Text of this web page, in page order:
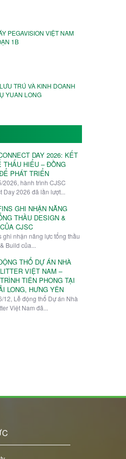
PEGAVISION VIỆT NAM️
1B
TRÚ VÀ KINH DOANH
YUAN LONG
DAY 2026: KẾT
THẤU HIỂU – ĐỒNG
PHÁT TRIỂN
2026, hành trình CJSC
Day 2026 đã lần lượt...
GHI NHẬN NĂNG
THẦU DESIGN &
CJSC
ghi nhận năng lực tổng thầu
Build của...
THỔ DỰ ÁN NHÀ
VIỆT NAM –
TIÊN PHONG TẠI
LONG, HƯNG YÊN
12, Lễ động thổ Dự án Nhà
Việt Nam đã...